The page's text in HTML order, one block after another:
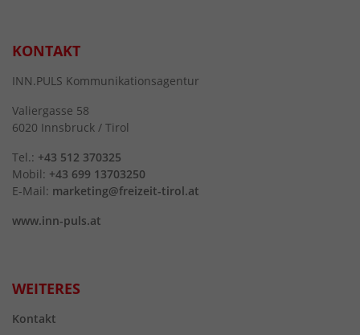
KONTAKT
INN.PULS Kommunikationsagentur
Valiergasse 58
6020 Innsbruck / Tirol
Tel.: +43 512 370325
Mobil: +43 699 13703250
E-Mail: marketing@freizeit-tirol.at
www.inn-puls.at
WEITERES
Kontakt